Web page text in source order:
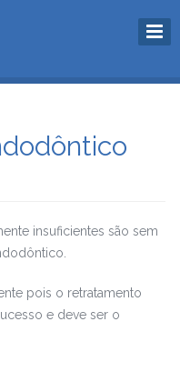
insuficientes são sem
pois o retratamento
e deve ser o